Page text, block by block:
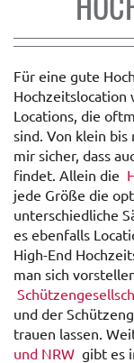
Für eine gute
Locations, die
sind. Von klein bis
mir sicher, dass
findet. Allein die
jede Größe die
unterschiedliche
es ebenfalls
High-End
man sich
und der
trauen lassen.
und NRW gibt es